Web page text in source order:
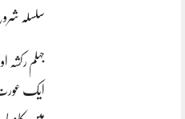
سلسلہ
جہلم رکشہ
ایک عورت